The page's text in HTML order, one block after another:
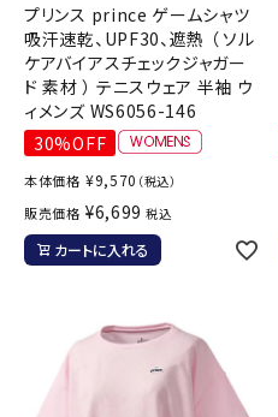
プリンス prince ゲームシャツ
吸汗速乾、UPF30、遮熱 （ ソル
ケアバイアスチェックジャガー
ド 素材 ） テニスウェア 半袖 ウ
ィメンズ WS6056-146
30%OFF
本体価格 ¥9,570 （税込）
販売価格 ¥6,699 税込
カートに入れる